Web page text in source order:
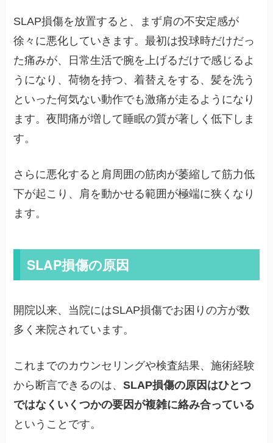
SLAP損傷を放置すると、まず肩の不安定感が
徐々に悪化していきます。最初は投球時だけだっ
た痛みが、日常生活で腕を上げるだけで感じるよ
うになり、荷物を持つ、着替えをする、髪を洗う
といった何気ない動作でも激痛が走るようになり
ます。夜間痛が増して睡眠の質が著しく低下しま
す。
さらに悪化すると肩周囲の筋肉が萎縮して筋力低
下が起こり、肩を動かせる範囲が極端に狭くなり
ます。
SLAP損傷の原因
開院以来、当院にはSLAP損傷でお困りの方が数
多く来院されています。
これまでのカウンセリングや検査結果、施術経験
から断言できるのは、SLAP損傷の原因はひとつ
ではなくいくつかの要因が複雑に絡み合っている
ということです。